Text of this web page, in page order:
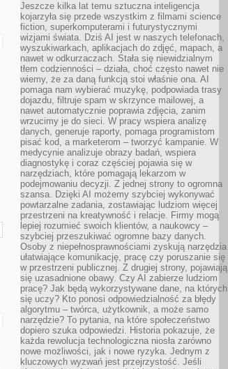
Jeszcze kilka lat temu sztuczna inteligencja
kojarzyła się przede wszystkim z filmami science
fiction, superkomputerami i futurystycznymi
wizjami świata. Dziś AI jest w naszych telefonach,
wyszukiwarkach, aplikacjach do zdjęć, mapach, a
nawet w odkurzaczach. Stała się niewidzialnym
tłem codzienności – działa, choć często nawet nie
wiemy, że za daną funkcją stoi właśnie ona. AI
pomaga nam wybierać muzykę, podpowiada trasy
dojazdu, filtruje spam w skrzynce mailowej, a
nawet automatycznie poprawia zdjęcia, zanim
wrzucimy je do sieci. W pracy wspiera analizę
danych, generuje raporty, pomaga programistom
pisać kod, a marketerom – tworzyć kampanie. W
medycynie analizuje obrazy badań, wspiera
diagnostykę i coraz częściej pojawia się w
narzędziach, które pomagają lekarzom w
podejmowaniu decyzji. Z jednej strony to ogromna
szansa. Dzięki AI możemy szybciej wykonywać
powtarzalne zadania, zostawiając ludziom więcej
przestrzeni na kreatywność i relacje. Firmy mogą
lepiej rozumieć swoich klientów, a naukowcy –
szybciej przeszukiwać ogromne bazy danych.
Osoby z niepełnosprawnościami zyskują narzędzia
ułatwiające komunikację, pracę czy poruszanie się
w przestrzeni publicznej. Z drugiej strony, pojawiają
się uzasadnione obawy. Czy AI zabierze ludziom
pracę? Jak będą wykorzystywane dane, na których
się uczy? Kto ponosi odpowiedzialność za błędy
algorytmu – twórca, użytkownik, a może samo
narzędzie? To pytania, na które społeczeństwo
dopiero szuka odpowiedzi. Historia pokazuje, że
każda rewolucja technologiczna niosła zarówno
nowe możliwości, jak i nowe ryzyka. Jednym z
kluczowych wyzwań jest przejrzystość. Jeśli